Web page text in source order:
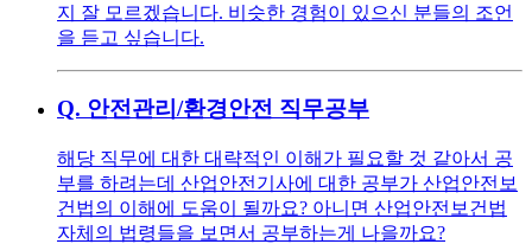
지 잘 모르겠습니다. 비슷한 경험이 있으신 분들의 조언
을 듣고 싶습니다.
Q. 안전관리/환경안전 직무공부
해당 직무에 대한 대략적인 이해가 필요할 것 같아서 공
부를 하려는데 산업안전기사에 대한 공부가 산업안전보
건법의 이해에 도움이 될까요? 아니면 산업안전보건법
자체의 법령들을 보면서 공부하는게 나을까요?